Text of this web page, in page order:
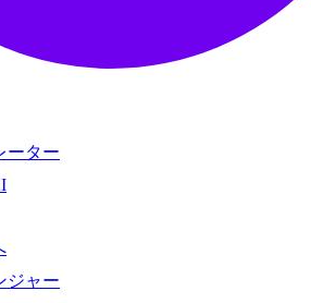
ーター
ジャー